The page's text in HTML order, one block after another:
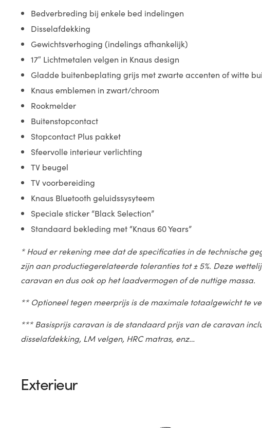
Bedverbreding bij enkele bed indelingen
Disselafdekking
Gewichtsverhoging (indelings afhankelijk)
17″ Lichtmetalen velgen in Knaus design
Gladde buitenbeplating grijs met zwarte accenten of witte
Knaus emblemen in zwart/chroom
Rookmelder
Buitenstopcontact
Stopcontact Plus pakket
Sfeervolle interieur verlichting
TV beugel
TV voorbereiding
Knaus Bluetooth geluidssysyteem
Speciale sticker “Black Selection”
Standaard bekleding met “Knaus 60 Years”
* Houd er rekening mee dat de specificaties in de technische
zijn aan productiegerelateerde toleranties tot ± 5%. Deze
caravan en dus ook op het laadvermogen of de nuttige massa.
** Optioneel tegen meerprijs is de maximale totaalgewicht te
*** Basisprijs caravan is de standaard prijs van de caravan
disselafdekking, LM velgen, HRC matras, enz…
Exterieur